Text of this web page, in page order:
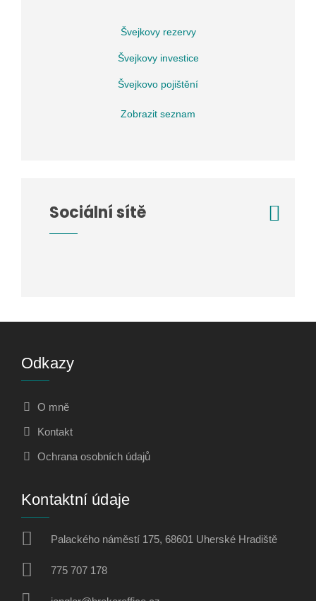
Švejkovy rezervy
Švejkovy investice
Švejkovo pojištění
Zobrazit seznam
Sociální sítě
Odkazy
O mně
Kontakt
Ochrana osobních údajů
Kontaktní údaje
Palackého náměstí 175, 68601 Uherské Hradiště
775 707 178